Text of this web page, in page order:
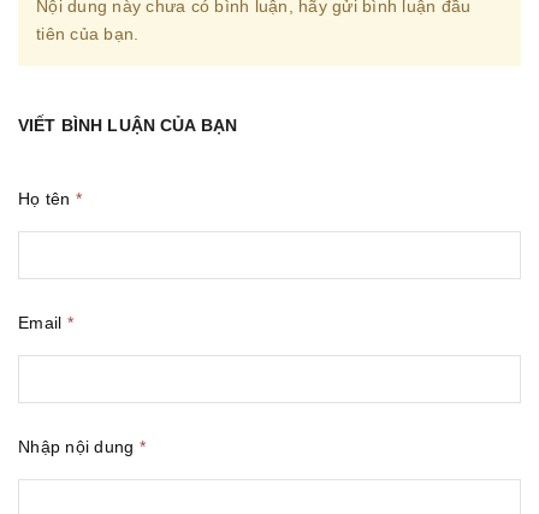
Nội dung này chưa có bình luận, hãy gửi bình luận đầu
tiên của bạn.
VIẾT BÌNH LUẬN CỦA BẠN
Họ tên *
Email *
Nhập nội dung *